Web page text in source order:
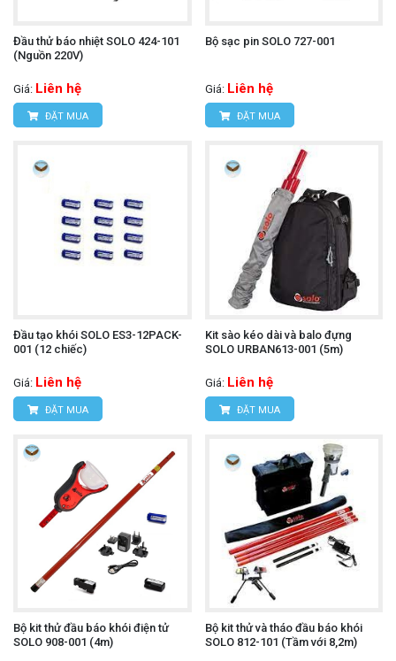
Đầu thử báo nhiệt SOLO 424-101
(Nguồn 220V)
Giá: Liên hệ
ĐẶT MUA
Bộ sạc pin SOLO 727-001
Giá: Liên hệ
ĐẶT MUA
Đầu tạo khói SOLO ES3-12PACK-
001 (12 chiếc)
Giá: Liên hệ
ĐẶT MUA
Kit sào kéo dài và balo đựng
SOLO URBAN613-001 (5m)
Giá: Liên hệ
ĐẶT MUA
Bộ kit thử đầu báo khói điện tử
SOLO 908-001 (4m)
Bộ kit thử và tháo đầu báo khói
SOLO 812-101 (Tầm với 8,2m)